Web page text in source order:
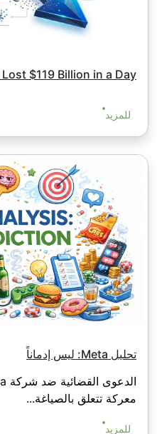
Lost $119 Billion in a Day
للمزيد
تحليل Meta: ليس إدماناً
معركة تتعلق بالصياغة...
للمزيد